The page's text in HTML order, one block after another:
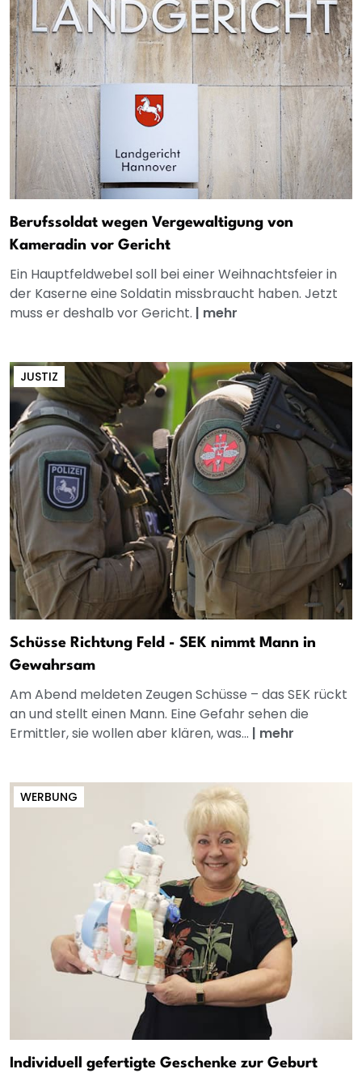
Berufssoldat wegen Vergewaltigung von
Kameradin vor Gericht
Ein Hauptfeldwebel soll bei einer Weihnachtsfeier in
der Kaserne eine Soldatin missbraucht haben. Jetzt
muss er deshalb vor Gericht. | mehr
JUSTIZ
Schüsse Richtung Feld - SEK nimmt Mann in
Gewahrsam
Am Abend meldeten Zeugen Schüsse – das SEK rückt
an und stellt einen Mann. Eine Gefahr sehen die
Ermittler, sie wollen aber klären, was... | mehr
WERBUNG
Individuell gefertigte Geschenke zur Geburt